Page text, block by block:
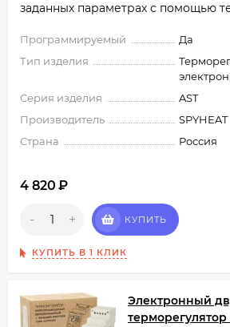
заданных параметрах с помощью
Программируемый
Да
Тип изделия
Серия изделия
AST
Производитель
SPYHEAT
Страна
Россия
4 820 ₽
- + КУПИТЬ
КУПИТЬ В 1 КЛИК
Электронный
терморегулятор